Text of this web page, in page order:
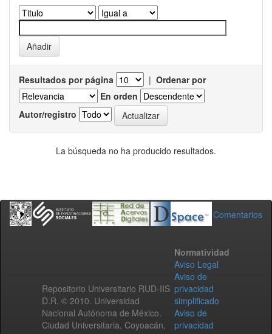
Resultados por página | Ordenar por
En orden
Autor/registro
La búsqueda no ha producido resultados.
Comentarios
Repositorio Universitario RUD-IIS
D.R. © 2010. Universidad
Nacional Autónoma de México.
Ciudad Universitaria, Coyoacán,
Normatividad
Aviso Legal
Aviso de
privacidad
simplificado
Aviso de
privacidad